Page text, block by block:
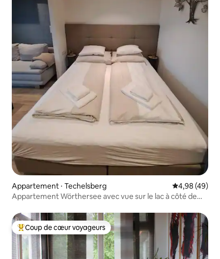
Appartement ⋅ Techelsberg Évaluation
4,98 (49)
Appartement Wörthersee avec vue sur le lac à côté de
Coups de cœur voyageurs les plus appréciés
Coup de cœur voyageurs